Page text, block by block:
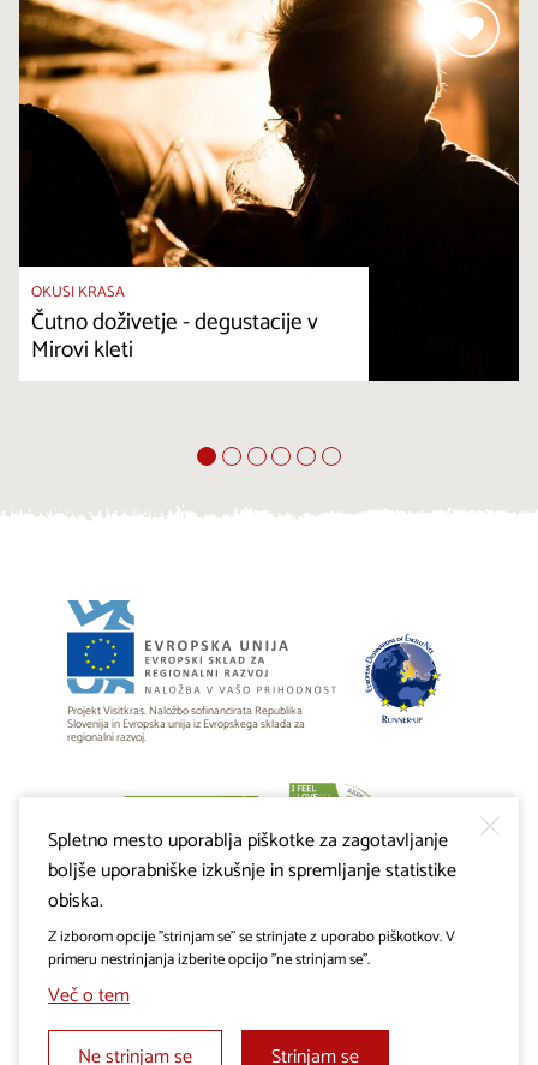
OKUSI KRASA
Čutno doživetje - degustacije v
Mirovi kleti
Projekt Visitkras. Naložbo sofinancirata Republika
Slovenija in Evropska unija iz Evropskega sklada za
regionalni razvoj.
Spletno mesto uporablja piškotke za zagotavljanje
boljše uporabniške izkušnje in spremljanje statistike
obiska.
Z izborom opcije "strinjam se" se strinjate z uporabo piškotkov. V
primeru nestrinjanja izberite opcijo "ne strinjam se".
Več o tem
Ne strinjam se
Strinjam se